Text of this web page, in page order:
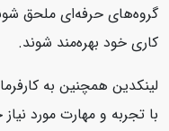
گروه‌های حرفه‌ای ملحق
کاری خود بهره‌مند شوند.
لینکدین همچنین به
با تجربه و مهارت مورد نیاز